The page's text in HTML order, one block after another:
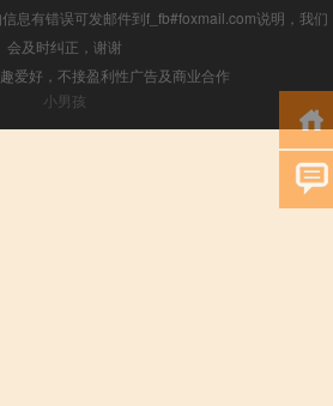
息有错误可发邮件到f_fb#foxmail.com说明，我们
会及时纠正，谢谢
爱好，不接盈利性广告及商业合作
小男孩